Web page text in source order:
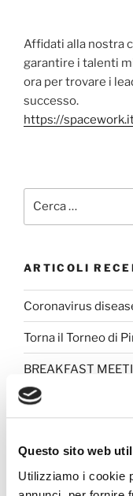
Questo sito web
Utilizziamo i cookie
Affidati alla nostra
garantire i talenti
ora per trovare i
successo.
https://
ARTICOLI
Coronavirus
Torna il Torneo di
BREAKFAST
GAP TRA UOMINI E
COMMENTI